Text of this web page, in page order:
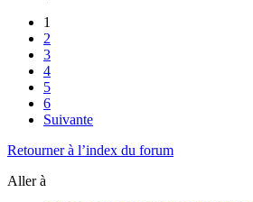
1
2
3
4
5
6
Suivante
Retourner à l’index du forum
Aller à